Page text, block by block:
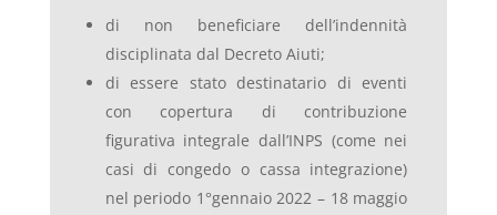
di non beneficiare dell’indennità
disciplinata dal Decreto Aiuti;
di essere stato destinatario di eventi
con copertura di contribuzione
figurativa integrale dall’INPS (come nei
casi di congedo o cassa integrazione)
nel periodo 1°gennaio 2022 – 18 maggio